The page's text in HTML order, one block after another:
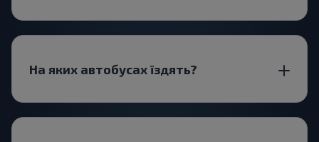
На яких автобусах їздять?